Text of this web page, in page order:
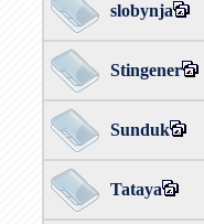
slobynja
Stingener
Sunduk
Tataya